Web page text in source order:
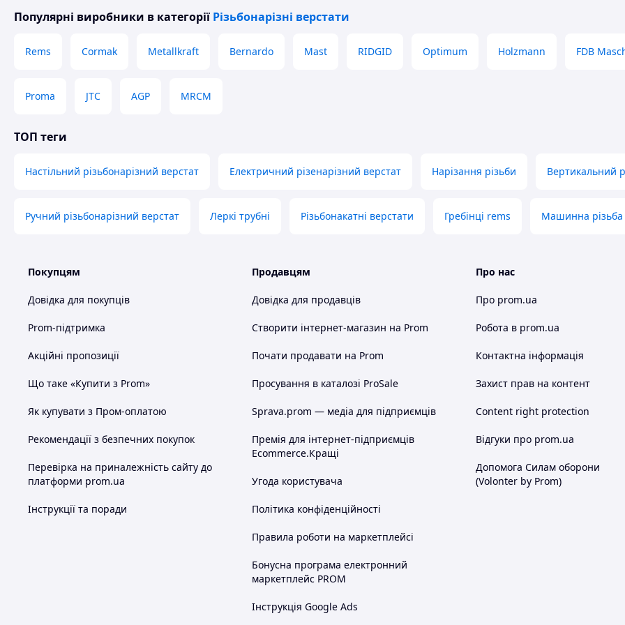
MR-DS36U
Оптимально підібрані, легкий хід маніпулятора у будь-якому положенні
Лімб
Лімб обертання голівки, що добре читається.
Популярні виробники в категорії Різьбонарізні верстати
Rems Cormak Metallkraft Bernardo Mast RIDGID Optimum Holzmann FDB
Proma JTC AGP MRCM
ТОП теги
Настільний різьбонарізний верстат Електричний різенарізний верстат Нарізання різьби Вертикальний
Ручний різьбонарізний верстат Леркі трубні Різьбонакатні верстати Гребінці rems Машинна різьба
Покупцям
Довідка для покупців
Prom-підтримка
Акційні пропозиції
Що таке «Купити з Prom»
Як купувати з Пром-оплатою
Рекомендації з безпечних покупок
Перевірка на приналежність сайту до
платформи prom.ua
Інструкції та поради
Продавцям
Довідка для продавців
Створити інтернет-магазин на Prom
Почати продавати на Prom
Просування в каталозі ProSale
Sprava.prom — медіа для підприємців
Премія для інтернет-підприємців
Ecommerce.Кращі
Угода користувача
Політика конфіденційності
Правила роботи на маркетплейсі
Бонусна програма електронний
маркетплейс PROM
Інструкція Google Ads
Про нас
Про prom.ua
Робота в prom.ua
Контактна інформація
Захист прав на контент
Content right protection
Відгуки про prom.ua
Допомога Силам оборони
(Volonter by Prom)